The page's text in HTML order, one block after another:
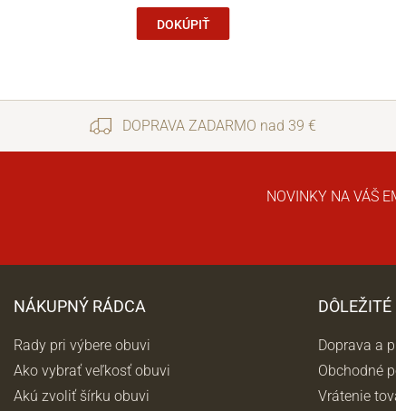
DOKÚPIŤ
DOPRAVA ZADARMO nad 39 €
NOVINKY NA VÁŠ
NÁKUPNÝ RÁDCA
Rady pri výbere obuvi
Ako vybrať veľkosť obuvi
Akú zvoliť šírku obuvi
Doprava a
Obchodné
Vrátenie